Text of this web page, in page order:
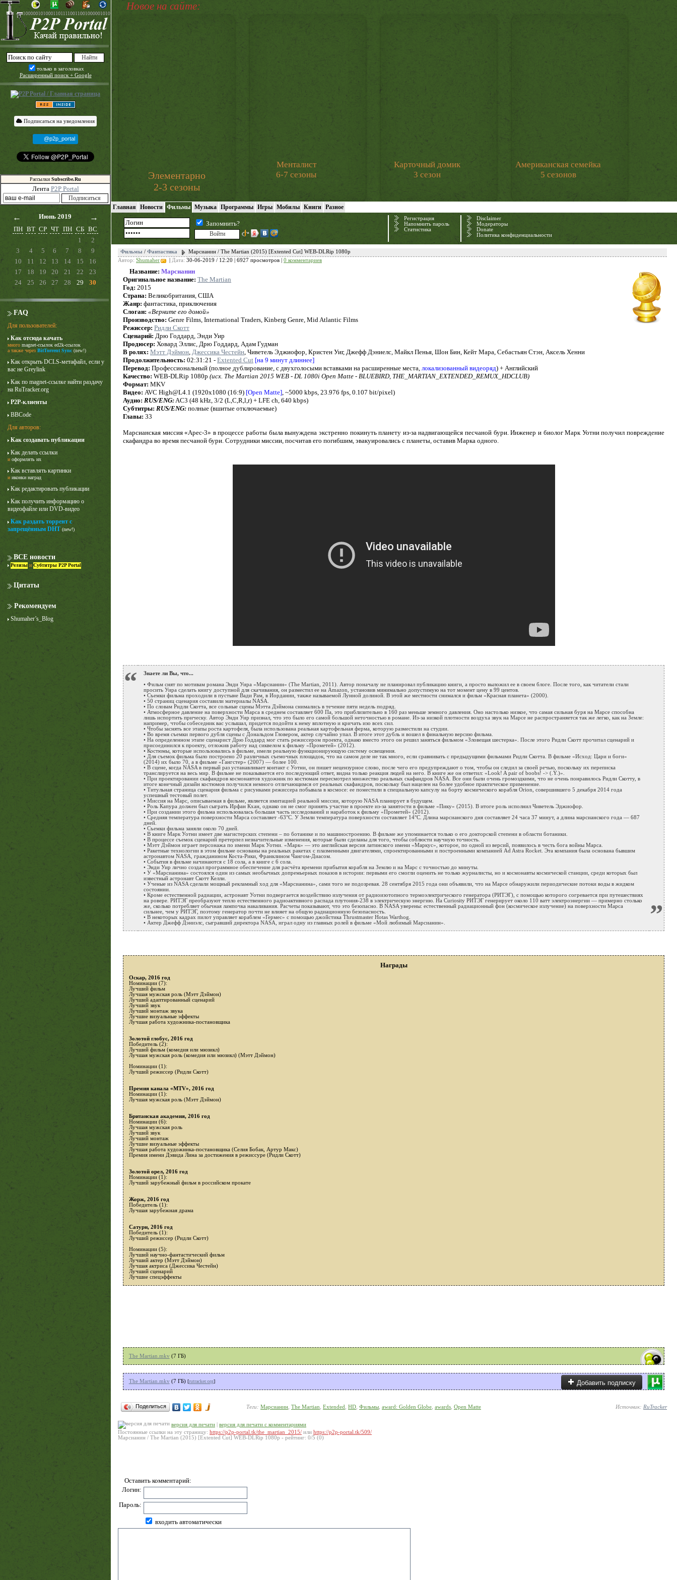
только в заголовках
Расширенный поиск + Google
Подписаться на уведомления
@p2p_portal
Рассылки Subscribe.Ru
Лента P2P Portal
← Июнь 2019 →
ПН ВТ СР ЧТ ПН СБ ВС
1
2
3
4 5 6 7 8
9
10
11 12 13 14 15
16
17
18 19 20 21 22
23
24
25 26 27 28 29 30
FAQ
Для пользователей:
Как отсюда качать
много magnet-ссылок ed2k-ссылок
а также через BitTorrent Sync (new!)
Как открыть DCLS-метафайл, если у
вас не Greylink
Как по magnet-ссылке найти раздачу
на RuTracker.org
P2P-клиенты
BBCode
Для авторов:
Как создавать публикации
Как делать ссылки
и оформлять их
Как вставлять картинки
и иконки наград
Как редактировать публикации
Как получить информацию о
видеофайле или DVD-видео
Как раздать торрент с
запрещённым DHT (new!)
ВСЕ новости
Релизы и Субтитры P2P Portal
Цитаты
Рекомендуем
Shumaher’s_Blog
Новое на сайте:
Элементарно
2-3 сезоны
Менталист
6-7 сезоны
Карточный домик
3 сезон
Американская семейка
5 сезонов
Лучше звоните Солу
1 сезон
Need for Speed:
Porsche Unleashed
Главная Новости Фильмы Музыка Программы Игры Мобилы Книги Разное
Запомнить?
Регистрация
Напомнить пароль
Статистика
Disclaimer
Модераторы
Donate
Политика конфиденциальности
Фильмы / Фантастика
Марсианин / The Martian (2015) [Extented Cut] WEB-DLRip 1080p
Автор: Shumaher Дата: 30-06-2019 / 12:20 | 6927 просмотров | 0 комментариев
Название: Марсианин
Оригинальное название: The Martian
Год: 2015
Страна: Великобритания, США
Жанр: фантастика, приключения
Слоган: «Верните его домой»
Производство: Genre Films, International Traders, Kinberg Genre, Mid Atlantic Films
Режиссер: Ридли Скотт
Сценарий: Дрю Годдард, Энди Уир
Продюсер: Ховард Эллис, Дрю Годдард, Адам Гудман
В ролях: Мэтт Дэймон, Джессика Честейн, Чиветель Эджиофор, Кристен Уиг, Джефф Дэниелс, Майкл Пенья, Шон Бин, Кейт Мара, Себастьян Стэн, Аксель Хенни
Продолжительность: 02:31:21 - Extented Cut [на 9 минут длиннее]
Перевод: Профессиональный (полное дублирование, с двухголосыми вставками на расширенные места, локализованный видеоряд) + Английский
Качество: WEB-DLRip 1080p (исх. The Martian 2015 WEB - DL 1080i Open Matte - BLUEBIRD, THE_MARTIAN_EXTENDED_REMUX_HDCLUB)
Формат: MKV
Видео: AVC High@L4.1 (1920x1080 (16:9) [Open Matte], ~5000 kbps, 23.976 fps, 0.107 bit/pixel)
Аудио: RUS/ENG:AC3 (48 kHz, 3/2 (L,C,R,l,r) + LFE ch, 640 kbps)
Субтитры: RUS/ENG: полные (вшитые отключаемые)
Главы: 33
Марсианская миссия «Арес-3» в процессе работы была вынуждена экстренно покинуть планету из-за надвигающейся песчаной бури. Инженер и биолог Марк Уотни получил повреждение
скафандра во время песчаной бури. Сотрудники миссии, посчитав его погибшим, эвакуировались с планеты, оставив Марка одного.
“
Знаете ли Вы, что...
• Фильм снят по мотивам романа Энди Уира «Марсианин» (The Martian, 2011). Автор поначалу не планировал публикацию книги, а просто выложил ее в своем блоге. После того, как читатели стали
просить Уира сделать книгу доступной для скачивания, он разместил ее на Amazon, установив минимально допустимую на тот момент цену в 99 центов.
• Съемки фильма проходили в пустыне Вади Рам, в Иордании, также называемой Лунной долиной. В этой же местности снимался и фильм «Красная планета» (2000).
• 50 страниц сценария составили материалы NASA.
• По словам Ридли Скотта, все сольные сцены Мэтта Дэймона снимались в течение пяти недель подряд.
• Атмосферное давление на поверхности Марса в среднем составляет 600 Па, это приблизительно в 160 раз меньше земного давления. Оно настолько низкое, что самая сильная буря на Марсе способна
лишь испортить прическу. Автор Энди Уир признал, что это было его самой большой неточностью в романе. Из-за низкой плотности воздуха звук на Марсе не распространяется так же легко, как на Земле:
например, чтобы собеседник вас услышал, придется подойти к нему вплотную и кричать изо всех сил.
• Чтобы заснять все этапы роста картофеля, была использована реальная картофельная ферма, которую разместили на студии.
• Во время съемки первого дубля сцены с Дональдом Гловером, актер случайно упал. В итоге этот дубль и вошел в финальную версию фильма.
• На определенном этапе сценарист Дрю Годдард мог стать режиссером проекта, однако вместо этого он решил заняться фильмом «Зловещая шестерка». После этого Ридли Скотт прочитал сценарий и
присоединился к проекту, отложив работу над сиквелом к фильму «Прометей» (2012).
• Костюмы, которые использовались в фильме, имели реальную функционирующую систему освещения.
• Для съемок фильма было построено 20 различных съемочных площадок, что на самом деле не так много, если сравнивать с предыдущими фильмами Ридли Скотта. В фильме «Исход: Цари и боги»
(2014) их было 70, а в фильме «Гангстер» (2007) — более 100.
• В сцене, когда NASA в первый раз устанавливает контакт с Уотни, он пишет нецензурное слово, после чего его предупреждают о том, чтобы он следил за своей речью, поскольку их переписка
транслируется на весь мир. В фильме не показывается его последующий ответ, видна только реакция людей на него. В книге же он ответил: «Look! A pair of boobs! -> (.Y.)».
• При проектировании скафандров космонавтов художник по костюмам пересмотрел множество реальных скафандров NASA. Все они были очень громоздкими, что не очень понравилось Ридли Скотту, в
итоге конечный дизайн костюмов получился немного отличающимся от реальных скафандров, поскольку был нацелен на более удобное практическое применение.
• Титульная страница сценария фильма с рисунками режиссера побывала в космосе: ее поместили в специальную капсулу на борту космического корабля Orion, совершившего 5 декабря 2014 года
успешный тестовый полет.
• Миссия на Марс, описываемая в фильме, является имитацией реальной миссии, которую NASA планирует в будущем.
• Роль Капура должен был сыграть Ирфан Кхан, однако он не смог принять участие в проекте из-за занятости в фильме «Пику» (2015). В итоге роль исполнил Чиветель Эджиофор.
• При создании этого фильма использовалась большая часть исследований и наработок к фильму «Прометей» (2012).
• Средняя температура поверхности Марса составляет -63°C. У Земли температура поверхности составляет 14°C. Длина марсианского дня составляет 24 часа 37 минут, а длина марсианского года — 687
дней.
• Съемки фильма заняли около 70 дней.
• В книге Марк Уотни имеет две магистерских степени – по ботанике и по машиностроению. В фильме же упоминается только о его докторской степени в области ботаники.
• В процессе съемок сценарий претерпел незначительные изменения, которые были сделаны для того, чтобы соблюсти научную точность.
• Мэтт Дэймон играет персонажа по имени Марк Уотни. «Марк» — это английская версия латинского имени «Маркус», которое, по одной из версий, появилось в честь бога войны Марса.
• Ракетные технологии в этом фильме основаны на реальных ракетах с плазменными двигателями, спроектированными и построенными компанией Ad Astra Rocket. Эта компания была основана бывшим
астронавтом NASA, гражданином Коста-Рики, Франклином Чангом-Диасом.
• События в фильме начинаются с 18 сола, а в книге с 6 сола.
• Энди Уир лично создал программное обеспечение для расчёта времени прибытия корабля на Землю и на Марс с точностью до минуты.
• У «Марсианина» состоялся один из самых необычных допремьерных показов в истории: первыми его смогли оценить не только журналисты, но и космонавты космической станции, среди которых был
известный астронавт Скотт Келли.
• Ученые из NASA сделали мощный рекламный ход для «Марсианина», сами того не подозревая. 28 сентября 2015 года они объявили, что на Марсе обнаружили периодические потоки воды в жидком
состоянии.
• Кроме естественной радиации, астронавт Уотни подвергается воздействию излучения от радиоизотопного термоэлектрического генератора (РИТЭГ), с помощью которого согревается при путешествиях
на ровере. РИТЭГ преобразуют тепло естественного радиоактивного распада плутония-238 в электрическую энергию. На Curiosity РИТЭГ генерирует около 110 ватт электроэнергии — примерно столько
же, сколько потребляет обычная лампочка накаливания. Расчеты показывают, что это безопасно. В NASA уверены: естественный радиационный фон (космическое излучение) на поверхности Марса
сильнее, чем у РИТЭГ, поэтому генератор почти не влияет на общую радиационную безопасность.
• В некоторых кадрах пилот управляет кораблем «Гермес» с помощью джойстика Thrustmaster Hotas Warthog.
• Актер Джефф Дэниэлс, сыгравший директора NASA, играл одну из главных ролей в фильме «Мой любимый Марсианин».
”
Награды
Оскар, 2016 год
Номинации (7):
Лучший фильм
Лучшая мужская роль (Мэтт Дэймон)
Лучший адаптированный сценарий
Лучший звук
Лучший монтаж звука
Лучшие визуальные эффекты
Лучшая работа художника-постановщика
Золотой глобус, 2016 год
Победитель (2):
Лучший фильм (комедия или мюзикл)
Лучшая мужская роль (комедия или мюзикл) (Мэтт Дэймон)
Номинации (1):
Лучший режиссер (Ридли Скотт)
Премия канала «MTV», 2016 год
Номинации (1):
Лучшая мужская роль (Мэтт Дэймон)
Британская академия, 2016 год
Номинации (6):
Лучшая мужская роль
Лучший звук
Лучший монтаж
Лучшие визуальные эффекты
Лучшая работа художника-постановщика (Селия Бобак, Артур Макс)
Премия имени Дэвида Лина за достижения в режиссуре (Ридли Скотт)
Золотой орел, 2016 год
Номинации (1):
Лучший зарубежный фильм в российском прокате
Жорж, 2016 год
Победитель (1):
Лучшая зарубежная драма
Сатурн, 2016 год
Победитель (1):
Лучший режиссер (Ридли Скотт)
Номинации (5):
Лучший научно-фантастический фильм
Лучший актер (Мэтт Дэймон)
Лучшая актриса (Джессика Честейн)
Лучший сценарий
Лучшие спецэффекты
The Martian.mkv (7 ГБ)
Добавить подписку
The Martian.mkv(7 ГБ) [rutracker.org]
Поделиться Теги: Марсианин The Martian Extended HD Фильмы award: Golden Globe awards Open Matte Источник: RuTracker
версия для печати
версия для печати с комментариями
Постоянные ссылки на эту страницу: https://p2p-portal.tk/the_martian_2015/ или https://p2p-portal.tk/509/
Марсианин / The Martian (2015) [Extented Cut] WEB-DLRip 1080p - рейтинг: 0/5 (0)
Оставить комментарий:
Логин:
Пароль:
входить автоматически